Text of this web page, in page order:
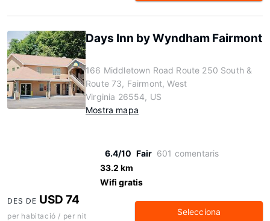
Days Inn by Wyndham Fairmont
166 Middletown Road Route 250 South &
Route 73, Fairmont, West
Virginia 26554, US
Mostra mapa
6.4/10 Fair 601 comentaris
33.2 km
Wifi gratis
DES DE USD 74
per habitació / per nit Selecciona